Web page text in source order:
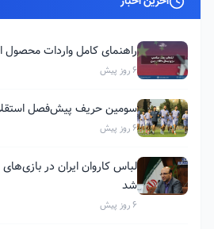
راهنمای کامل واردات
6 روز پیش
سومین حریف پیش‌فصل
6 روز پیش
لباس کاروان ایران در
شد
6 روز پیش